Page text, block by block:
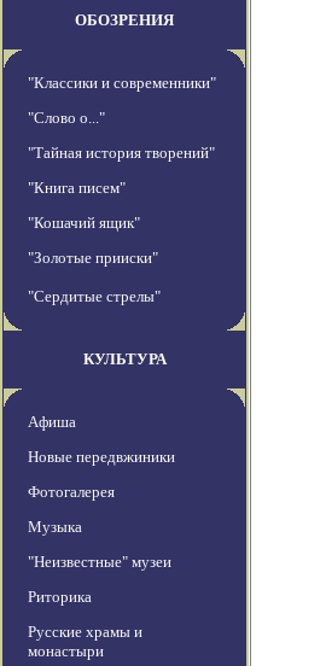
ОБОЗРЕНИЯ
"Классики и современники"
"Слово о..."
"Тайная история творений"
"Книга писем"
"Кошачий ящик"
"Золотые прииски"
"Сердитые стрелы"
КУЛЬТУРА
Афиша
Новые передвжиники
Фотогалерея
Музыка
"Неизвестные" музеи
Риторика
Русские храмы и
монастыри